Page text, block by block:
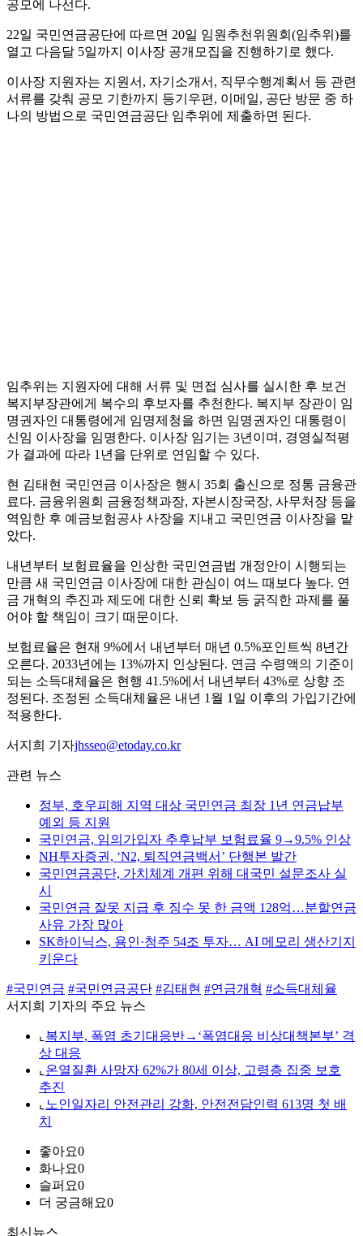
공모에 나선다.
22일 국민연금공단에 따르면 20일 임원추천위원회(임추위)를
열고 다음달 5일까지 이사장 공개모집을 진행하기로 했다.
이사장 지원자는 지원서, 자기소개서, 직무수행계획서 등 관련
서류를 갖춰 공모 기한까지 등기우편, 이메일, 공단 방문 중 하
나의 방법으로 국민연금공단 임추위에 제출하면 된다.
임추위는 지원자에 대해 서류 및 면접 심사를 실시한 후 보건
복지부장관에게 복수의 후보자를 추천한다. 복지부 장관이 임
명권자인 대통령에게 임명제청을 하면 임명권자인 대통령이
신임 이사장을 임명한다. 이사장 임기는 3년이며, 경영실적평
가 결과에 따라 1년을 단위로 연임할 수 있다.
현 김태현 국민연금 이사장은 행시 35회 출신으로 정통 금융관
료다. 금융위원회 금융정책과장, 자본시장국장, 사무처장 등을
역임한 후 예금보험공사 사장을 지내고 국민연금 이사장을 맡
았다.
내년부터 보험료율을 인상한 국민연금법 개정안이 시행되는
만큼 새 국민연금 이사장에 대한 관심이 여느 때보다 높다. 연
금 개혁의 추진과 제도에 대한 신뢰 확보 등 굵직한 과제를 풀
어야 할 책임이 크기 때문이다.
보험료율은 현재 9%에서 내년부터 매년 0.5%포인트씩 8년간
오른다. 2033년에는 13%까지 인상된다. 연금 수령액의 기준이
되는 소득대체율은 현행 41.5%에서 내년부터 43%로 상향 조
정된다. 조정된 소득대체율은 내년 1월 1일 이후의 가입기간에
적용한다.
서지희 기자jhsseo@etoday.co.kr
관련 뉴스
정부, 호우피해 지역 대상 국민연금 최장 1년 연금납부
예외 등 지원
국민연금, 임의가입자 추후납부 보험료율 9→9.5% 인상
NH투자증권, ‘N2, 퇴직연금백서’ 단행본 발간
국민연금공단, 가치체계 개편 위해 대국민 설문조사 실
시
국민연금 잘못 지급 후 징수 못 한 금액 128억…분할연금
사유 가장 많아
SK하이닉스, 용인·청주 54조 투자… AI 메모리 생산기지
키운다
#국민연금 #국민연금공단 #김태현 #연금개혁 #소득대체율
서지희 기자의 주요 뉴스
⌞ 복지부, 폭염 초기대응반→‘폭염대응 비상대책본부’ 격
상 대응
⌞ 온열질환 사망자 62%가 80세 이상, 고령층 집중 보호
추진
⌞ 노인일자리 안전관리 강화, 안전전담인력 613명 첫 배
치
좋아요0
화나요0
슬퍼요0
더 궁금해요0
최신뉴스